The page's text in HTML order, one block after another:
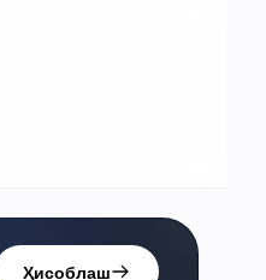
Ҳисоблаш